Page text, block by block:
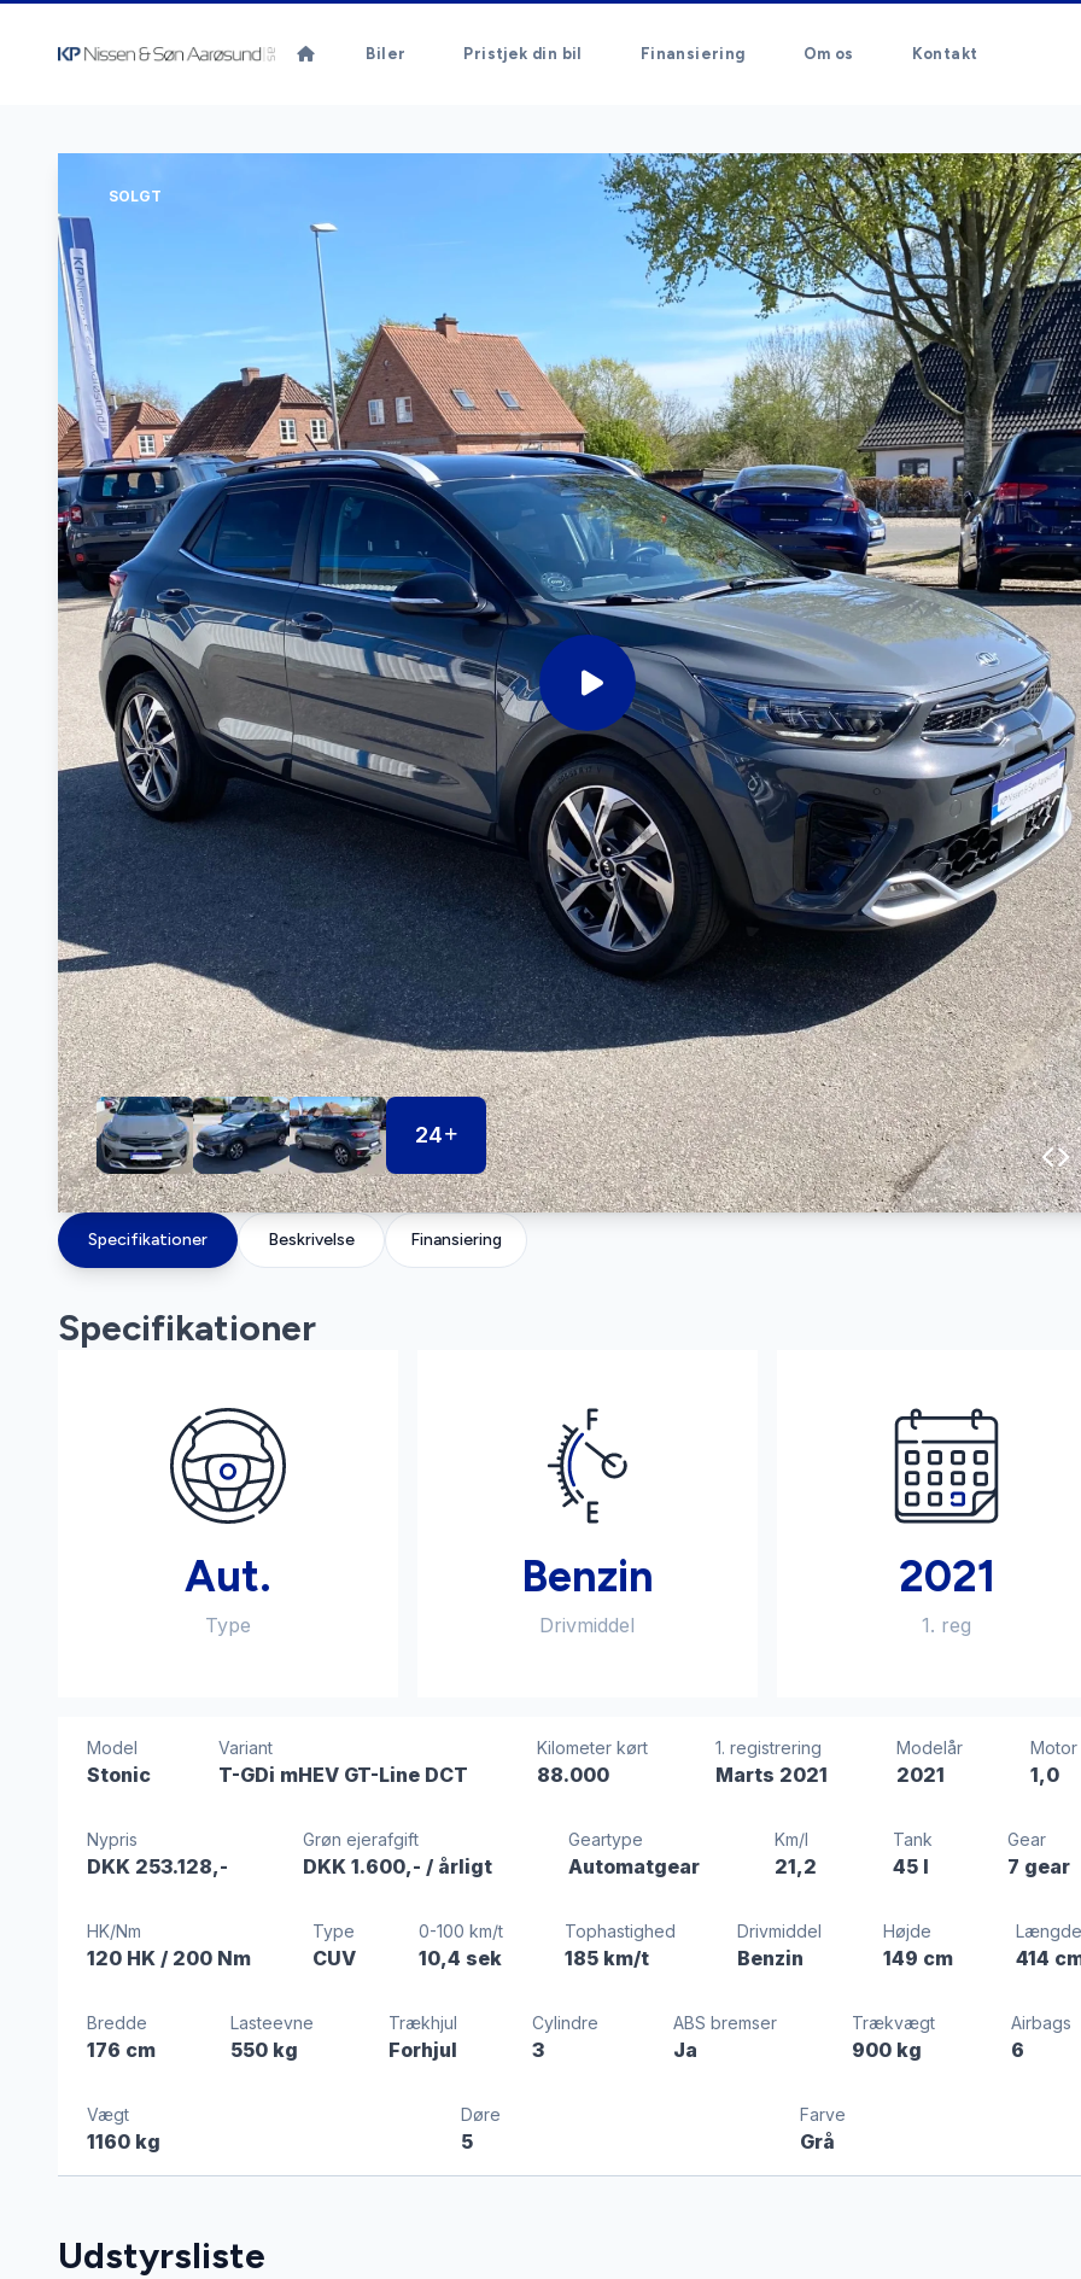
Biler Pristjek din bil Finansiering Om os Kontakt
SOLGT
24
Specifikationer Beskrivelse Finansiering
Specifikationer
Aut.
Type
Benzin
Drivmiddel
2021
1. reg
Model
Stonic
Variant
T-GDi mHEV GT-Line DCT
Kilometer kørt
88.000
1. registrering
Marts 2021
Modelår
2021
Motor
1,0
Nypris
DKK 253.128,-
Grøn ejerafgift
DKK 1.600,-/ årligt
Geartype
Automatgear
Km/l
21,2
Tank
45 l
Gear
7 gear
HK/Nm
120 HK / 200 Nm
Type
CUV
0-100 km/t
10,4 sek
Tophastighed
185 km/t
Drivmiddel
Benzin
Højde
149 cm
Længde
414
Bredde
176 cm
Lasteevne
550 kg
Trækhjul
Forhjul
Cylindre
3
ABS bremser
Ja
Trækvægt
900 kg
Airbags
6
Vægt
1160 kg
Døre
5
Farve
Grå
Udstyrsliste